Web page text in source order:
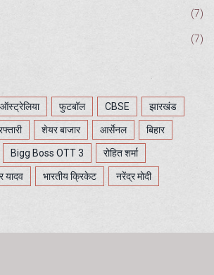
(7)
(7)
ऑस्ट्रेलिया फुटबॉल CBSE झारखंड
शेयर बाजार आर्सेनल बिहार
Bigg Boss OTT 3 रोहित शर्मा
यादव भारतीय क्रिकेट नरेंद्र मोदी